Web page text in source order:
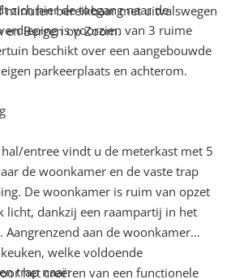
minuten bereikbaar met uitvalswegen
en Bergen op Zoom.
zich hier de toegang naar de
is voorzien van 3 ruime
beschikt over een aangebouwde
parkeerplaats en achterom.
entree vindt u de meterkast met 5
de woonkamer en de vaste trap
De woonkamer is ruim van opzet
licht, dankzij een raampartij in het
aan de woonkamer
welke voldoende
het creëren van een functionele
trap naar: